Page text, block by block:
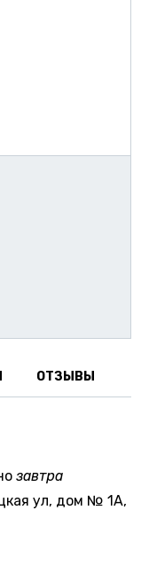
ОТЗЫВЫ
завтра
ул, дом № 1А,